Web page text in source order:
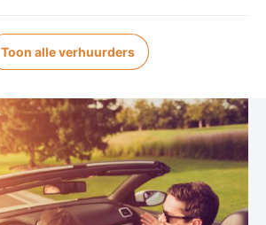
Toon alle verhuurders